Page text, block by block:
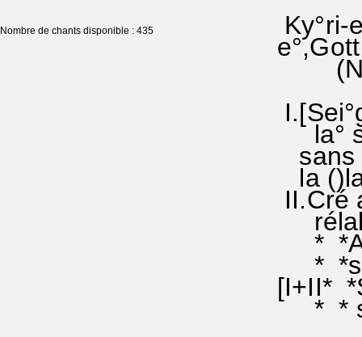
Nombre de chants disponible : 435 Ky°ri-
la°
sans
la
*
*
[I+II*
* *